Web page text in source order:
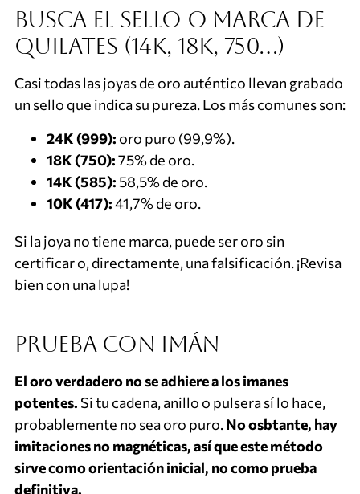
Busca el sello o marca de
quilates (14K, 18K, 750…)
Casi todas las joyas de oro auténtico llevan grabado
un sello que indica su pureza. Los más comunes son:
24K (999): oro puro (99,9%).
18K (750):75% de oro.
14K (585):58,5% de oro.
10K (417):41,7% de oro.
Si la joya no tiene marca, puede ser oro sin
certificar o, directamente, una falsificación. ¡Revisa
bien con una lupa!
Prueba con imán
El oro verdadero no se adhiere a los imanes
potentes. Si tu cadena, anillo o pulsera sí lo hace,
probablemente no sea oro puro.No osbtante, hay
imitaciones no magnéticas, así que este método
sirve como orientación inicial, no como prueba
definitiva.